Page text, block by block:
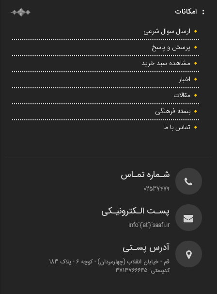
امکانات
ارسال سوال شرعی
پرسش و پاسخ
مشاهده سبد خرید
اخبار
مقالات
بسته فرهنگی
تماس با ما
شـماره تمـاس
02537479
پسـت الـکترونیـکی
info`{`at`}`saafi.ir
آدرس پسـتی
قم - خیابان انقلاب (چهارمردان)‌ - کوچه 6 - پلاک 183
کدپستی: 3713766645